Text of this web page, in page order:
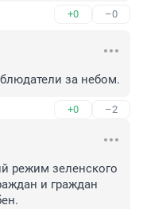
+0 –0
за небом.
+0 –2
режим зеленского
и граждан